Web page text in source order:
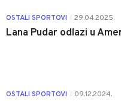
OSTALI SPORTOVI 29.04.2025.
Lana Pudar odlazi u
OSTALI SPORTOVI 09.12.2024.